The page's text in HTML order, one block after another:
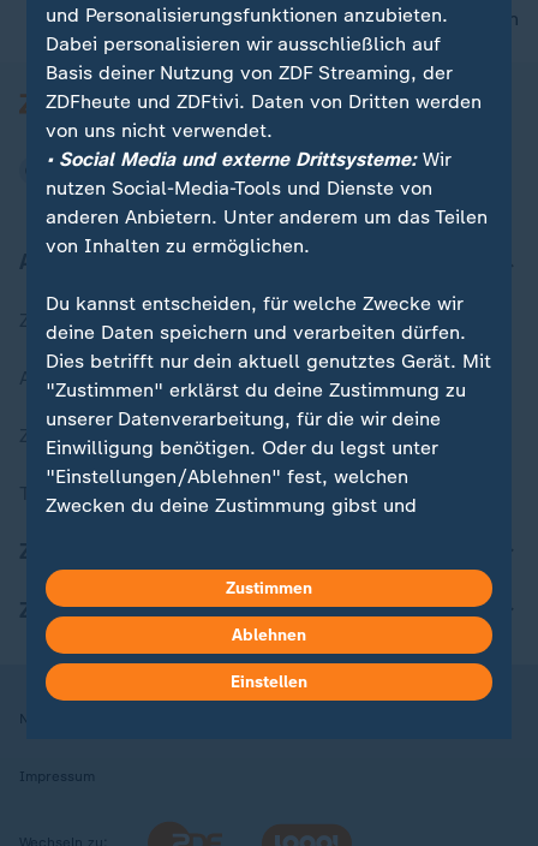
nach oben
Zuletzt veröffentlicht
Aktuelle Sendungs-Videos
ZDFheute Stories
Themen im Überblick
ZDFheute Apps
Nutzungsbedingungen
Impressum
Wechseln zu:
und Personalisierungsfunktionen anzubieten.
Dabei personalisieren wir ausschließlich auf
Basis deiner Nutzung von ZDF Streaming, der
ZDFheute und ZDFtivi. Daten von Dritten werden
von uns nicht verwendet.
• Social Media und externe Drittsysteme:Wir
nutzen Social-Media-Tools und Dienste von
anderen Anbietern. Unter anderem um das Teilen
von Inhalten zu ermöglichen.
Du kannst entscheiden, für welche Zwecke wir
deine Daten speichern und verarbeiten dürfen.
Dies betrifft nur dein aktuell genutztes Gerät. Mit
"Zustimmen" erklärst du deine Zustimmung zu
unserer Datenverarbeitung, für die wir deine
Einwilligung benötigen. Oder du legst unter
"Einstellungen/Ablehnen" fest, welchen
Zwecken du deine Zustimmung gibst und
in deinen Einstellungen widerrufen oder ändern.
Hier findest du das Impressum.
Weitere Informationen findest du in unserer
Datenschutzerklärung.
Zustimmen
Ablehnen
Einstellen